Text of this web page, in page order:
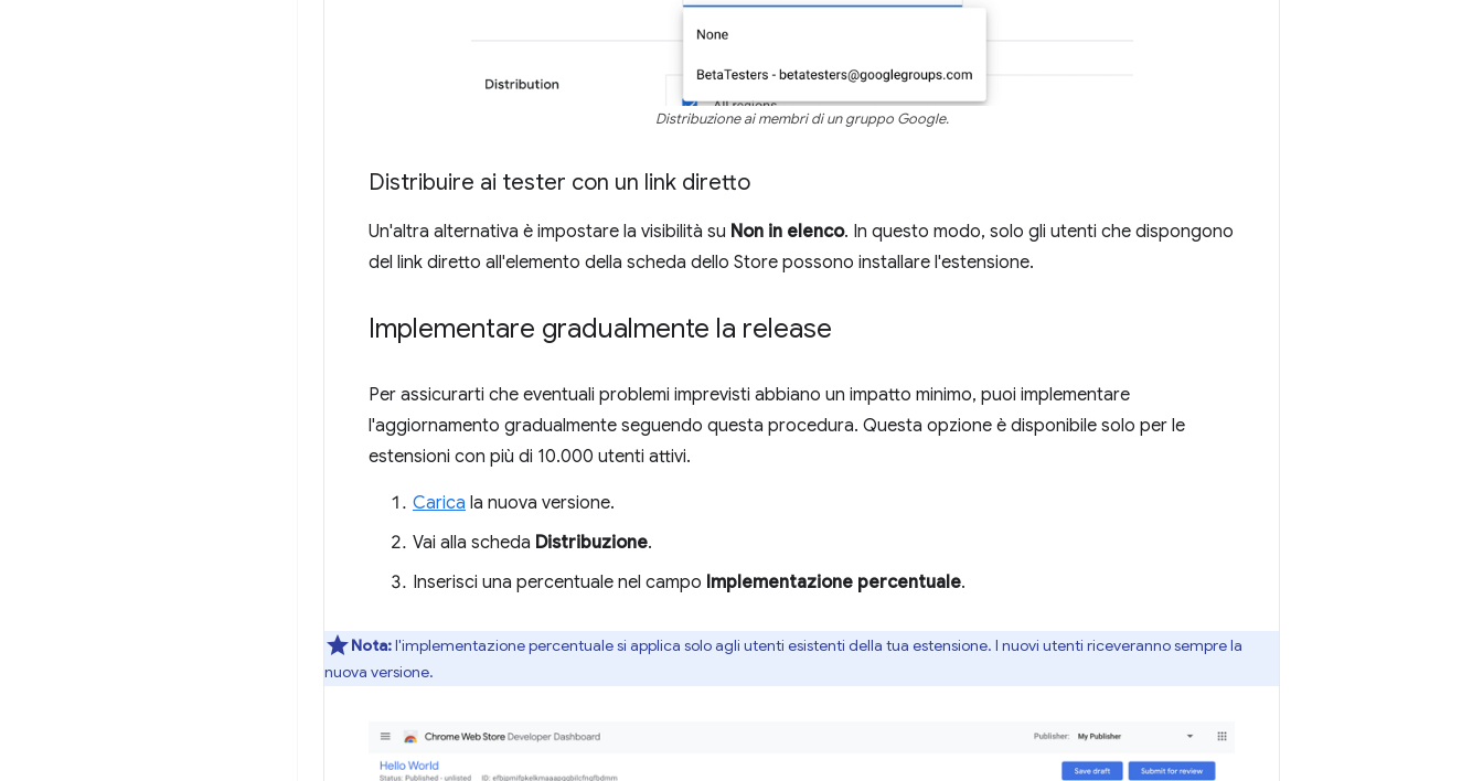
Distribuzione ai membri di un gruppo Google.
Distribuire ai tester con un link diretto
Un'altra alternativa è impostare la visibilità su Non in elenco. In questo modo, solo gli utenti che dispongono
del link diretto all'elemento della scheda dello Store possono installare l'estensione.
Implementare gradualmente la release
Per assicurarti che eventuali problemi imprevisti abbiano un impatto minimo, puoi implementare
l'aggiornamento gradualmente seguendo questa procedura. Questa opzione è disponibile solo per le
estensioni con più di 10.000 utenti attivi.
Carica la nuova versione.
Vai alla scheda Distribuzione.
Inserisci una percentuale nel campo Implementazione percentuale.
Nota:l'implementazione percentuale si applica solo agli utenti esistenti della tua estensione. I nuovi utenti riceveranno sempre la
nuova versione.